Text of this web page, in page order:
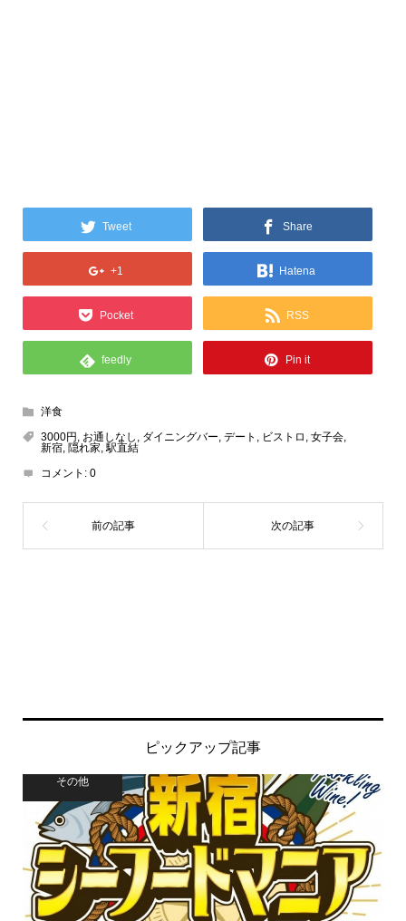
Tweet Share
+1 Hatena
Pocket RSS
feedly Pin it
洋食
3000円 , お通しなし , ダイニングバー, デート , ビストロ , 女子会,
新宿, 隠れ家,駅直結
コメント: 0
ピックアップ記事
その他